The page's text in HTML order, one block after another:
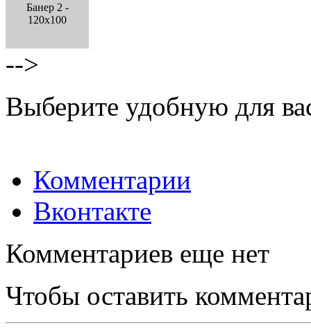
Банер 2 -
120x100
-->
Выберите удобную для
Комментарии
Вконтакте
Комментариев еще нет
Чтобы оставить